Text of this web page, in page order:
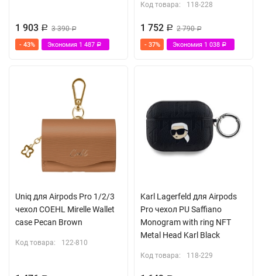
1 903 Р 3 390Р
- 43% Экономия 1 487 Р
Код товара: 118-228
1 752 Р 2 790Р
- 37% Экономия 1 038 Р
Uniq для Airpods Pro 1/2/3
чехол COEHL Mirelle Wallet
case Pecan Brown
Код товара: 122-810
Karl Lagerfeld для Airpods
Pro чехол PU Saffiano
Monogram with ring NFT
Metal Head Karl Black
Код товара: 118-229